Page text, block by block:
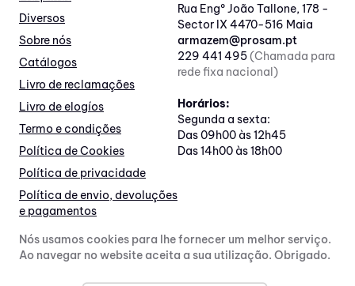
Diversos
Sobre nós
Catálogos
Livro de reclamações
Livro de elogíos
Termo e condições
Política de Cookies
Política de privacidade
Política de envio, devoluções
e pagamentos
Rua Engº João Tallone, 178 -
Sector IX 4470-516 Maia
armazem@prosam.pt
229 441 495(Chamada para
rede fixa nacional)
Horários:
Segunda a sexta:
Das 09h00 às 12h45
Das 14h00 às 18h00
Nós usamos cookies para lhe fornecer um melhor serviço.
Ao navegar no website aceita a sua utilização. Obrigado.